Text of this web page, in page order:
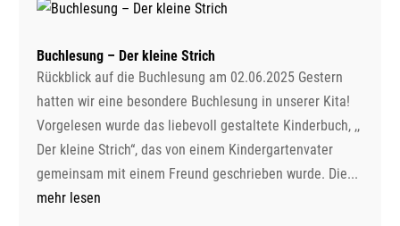
Buchlesung – Der kleine Strich
Rückblick auf die Buchlesung am 02.06.2025 Gestern
hatten wir eine besondere Buchlesung in unserer Kita!
Vorgelesen wurde das liebevoll gestaltete Kinderbuch, ,,
Der kleine Strich“, das von einem Kindergartenvater
gemeinsam mit einem Freund geschrieben wurde. Die...
mehr lesen